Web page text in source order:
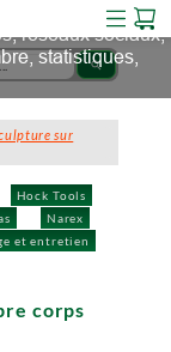
search
Hock Tools
Narex
et entretien
sur
corps
des cookies pour
réseaux sociaux,
statistiques,